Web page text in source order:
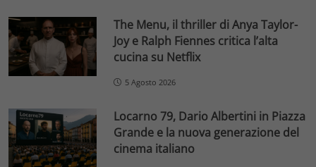
The Menu, il thriller di Anya Taylor-
Joy e Ralph Fiennes critica l’alta
cucina su Netflix
5 Agosto 2026
Locarno 79, Dario Albertini in Piazza
Grande e la nuova generazione del
cinema italiano